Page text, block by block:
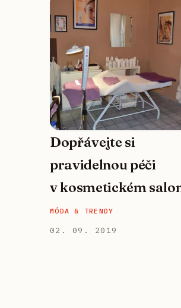
Dopřávejte si
pravidelnou péči
v kosmetickém
MÓDA & TRENDY
02. 09. 2019